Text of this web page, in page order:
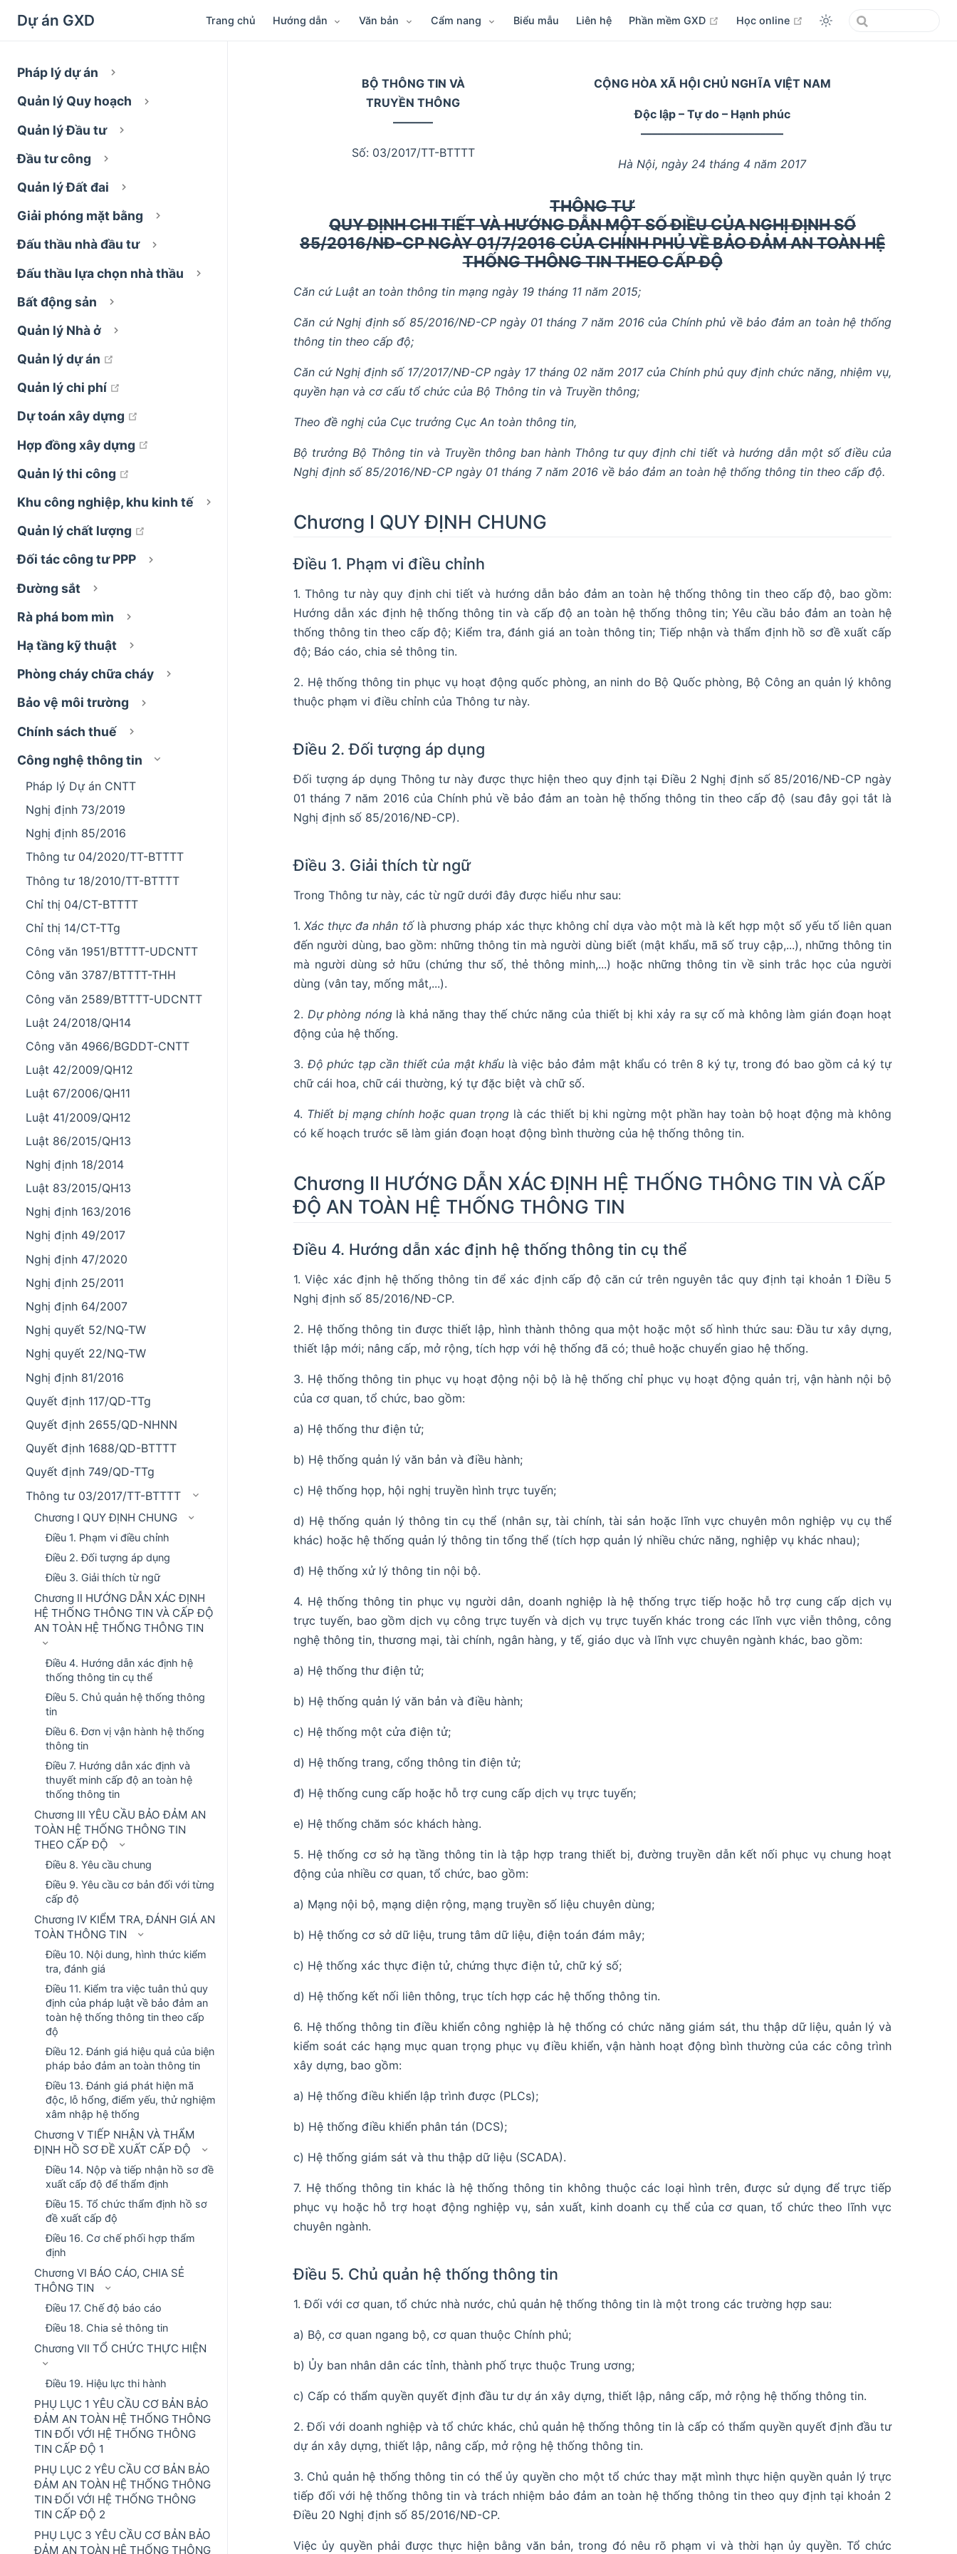
Dự án GXD Trang chủ Hướng dẫn Văn bản Cẩm nang Biểu mẫu Liên hệ Phần mềm GXD open in new window
Học online open in new window
Pháp lý dự án
Quản lý Quy hoạch
Quản lý Đầu tư
Đầu tư công
Quản lý Đất đai
Giải phóng mặt bằng
Đấu thầu nhà đầu tư
Đấu thầu lựa chọn nhà thầu
Bất động sản
Quản lý Nhà ở
Quản lý dự án
Quản lý chi phí
Dự toán xây dựng
Hợp đồng xây dựng
Quản lý thi công
Khu công nghiệp, khu kinh tế
Quản lý chất lượng
Đối tác công tư PPP
Đường sắt
Rà phá bom mìn
Hạ tầng kỹ thuật
Phòng cháy chữa cháy
Bảo vệ môi trường
Chính sách thuế
Công nghệ thông tin
Pháp lý Dự án CNTT
Nghị định 73/2019
Nghị định 85/2016
Thông tư 04/2020/TT-BTTTT
Thông tư 18/2010/TT-BTTTT
Chỉ thị 04/CT-BTTTT
Chỉ thị 14/CT-TTg
Công văn 1951/BTTTT-UDCNTT
Công văn 3787/BTTTT-THH
Công văn 2589/BTTTT-UDCNTT
Luật 24/2018/QH14
Công văn 4966/BGDDT-CNTT
Luật 42/2009/QH12
Luật 67/2006/QH11
Luật 41/2009/QH12
Luật 86/2015/QH13
Nghị định 18/2014
Luật 83/2015/QH13
Nghị định 163/2016
Nghị định 49/2017
Nghị định 47/2020
Nghị định 25/2011
Nghị định 64/2007
Nghị quyết 52/NQ-TW
Nghị quyết 22/NQ-TW
Nghị định 81/2016
Quyết định 117/QD-TTg
Quyết định 2655/QD-NHNN
Quyết định 1688/QD-BTTTT
Quyết định 749/QD-TTg
Thông tư 03/2017/TT-BTTTT
Chương I QUY ĐỊNH CHUNG
Điều 1. Phạm vi điều chỉnh
Điều 2. Đối tượng áp dụng
Điều 3. Giải thích từ ngữ
Chương II HƯỚNG DẪN XÁC ĐỊNH
HỆ THỐNG THÔNG TIN VÀ CẤP ĐỘ
AN TOÀN HỆ THỐNG THÔNG TIN
Điều 4. Hướng dẫn xác định hệ
thống thông tin cụ thể
Điều 5. Chủ quản hệ thống thông
tin
Điều 6. Đơn vị vận hành hệ thống
thông tin
Điều 7. Hướng dẫn xác định và
thuyết minh cấp độ an toàn hệ
thống thông tin
Chương III YÊU CẦU BẢO ĐẢM AN
TOÀN HỆ THỐNG THÔNG TIN
THEO CẤP ĐỘ
Điều 8. Yêu cầu chung
Điều 9. Yêu cầu cơ bản đối với từng
cấp độ
Chương IV KIỂM TRA, ĐÁNH GIÁ AN
TOÀN THÔNG TIN
Điều 10. Nội dung, hình thức kiểm
tra, đánh giá
Điều 11. Kiểm tra việc tuân thủ quy
định của pháp luật về bảo đảm an
toàn hệ thống thông tin theo cấp
độ
Điều 12. Đánh giá hiệu quả của biện
pháp bảo đảm an toàn thông tin
Điều 13. Đánh giá phát hiện mã
độc, lỗ hổng, điểm yếu, thử nghiệm
xâm nhập hệ thống
Chương V TIẾP NHẬN VÀ THẨM
ĐỊNH HỒ SƠ ĐỀ XUẤT CẤP ĐỘ
Điều 14. Nộp và tiếp nhận hồ sơ đề
xuất cấp độ để thẩm định
Điều 15. Tổ chức thẩm định hồ sơ
đề xuất cấp độ
Điều 16. Cơ chế phối hợp thẩm
định
Chương VI BÁO CÁO, CHIA SẺ
THÔNG TIN
Điều 17. Chế độ báo cáo
Điều 18. Chia sẻ thông tin
Chương VII TỔ CHỨC THỰC HIỆN
Điều 19. Hiệu lực thi hành
PHỤ LỤC 1 YÊU CẦU CƠ BẢN BẢO
ĐẢM AN TOÀN HỆ THỐNG THÔNG
TIN ĐỐI VỚI HỆ THỐNG THÔNG
TIN CẤP ĐỘ 1
PHỤ LỤC 2 YÊU CẦU CƠ BẢN BẢO
ĐẢM AN TOÀN HỆ THỐNG THÔNG
TIN ĐỐI VỚI HỆ THỐNG THÔNG
TIN CẤP ĐỘ 2
PHỤ LỤC 3 YÊU CẦU CƠ BẢN BẢO
ĐẢM AN TOÀN HỆ THỐNG THÔNG
BỘ THÔNG TIN VÀ
TRUYỀN THÔNG
–––––––
Số: 03/2017/TT-BTTTT
CỘNG HÒA XÃ HỘI CHỦ NGHĨA VIỆT NAM
Độc lập – Tự do – Hạnh phúc
–––––––––––––––––––––––––
Hà Nội, ngày 24 tháng 4 năm 2017
THÔNG TƯ
QUY ĐỊNH CHI TIẾT VÀ HƯỚNG DẪN MỘT SỐ ĐIỀU CỦA NGHỊ ĐỊNH SỐ
85/2016/NĐ-CP NGÀY 01/7/2016 CỦA CHÍNH PHỦ VỀ BẢO ĐẢM AN TOÀN HỆ
THỐNG THÔNG TIN THEO CẤP ĐỘ
Căn cứ Luật an toàn thông tin mạng ngày 19 tháng 11 năm 2015;
Căn cứ Nghị định số 85/2016/NĐ-CP ngày 01 tháng 7 năm 2016 của Chính phủ về bảo đảm an toàn hệ thống
thông tin theo cấp độ;
Căn cứ Nghị định số 17/2017/NĐ-CP ngày 17 tháng 02 năm 2017 của Chính phủ quy định chức năng, nhiệm vụ,
quyền hạn và cơ cấu tổ chức của Bộ Thông tin và Truyền thông;
Theo đề nghị của Cục trưởng Cục An toàn thông tin,
Bộ trưởng Bộ Thông tin và Truyền thông ban hành Thông tư quy định chi tiết và hướng dẫn một số điều của
Nghị định số 85/2016/NĐ-CP ngày 01 tháng 7 năm 2016 về bảo đảm an toàn hệ thống thông tin theo cấp độ.
Chương I QUY ĐỊNH CHUNG
Điều 1. Phạm vi điều chỉnh
1. Thông tư này quy định chi tiết và hướng dẫn bảo đảm an toàn hệ thống thông tin theo cấp độ, bao gồm:
Hướng dẫn xác định hệ thống thông tin và cấp độ an toàn hệ thống thông tin; Yêu cầu bảo đảm an toàn hệ
thống thông tin theo cấp độ; Kiểm tra, đánh giá an toàn thông tin; Tiếp nhận và thẩm định hồ sơ đề xuất cấp
độ; Báo cáo, chia sẻ thông tin.
2. Hệ thống thông tin phục vụ hoạt động quốc phòng, an ninh do Bộ Quốc phòng, Bộ Công an quản lý không
thuộc phạm vi điều chỉnh của Thông tư này.
Điều 2. Đối tượng áp dụng
Đối tượng áp dụng Thông tư này được thực hiện theo quy định tại Điều 2 Nghị định số 85/2016/NĐ-CP ngày
01 tháng 7 năm 2016 của Chính phủ về bảo đảm an toàn hệ thống thông tin theo cấp độ (sau đây gọi tắt là
Nghị định số 85/2016/NĐ-CP).
Điều 3. Giải thích từ ngữ
Trong Thông tư này, các từ ngữ dưới đây được hiểu như sau:
1.Xác thực đa nhân tốlà phương pháp xác thực không chỉ dựa vào một mà là kết hợp một số yếu tố liên quan
đến người dùng, bao gồm: những thông tin mà người dùng biết (mật khẩu, mã số truy cập,...), những thông tin
mà người dùng sở hữu (chứng thư số, thẻ thông minh,...) hoặc những thông tin về sinh trắc học của người
dùng (vân tay, mống mắt,...).
2. Dự phòng nónglà khả năng thay thế chức năng của thiết bị khi xảy ra sự cố mà không làm gián đoạn hoạt
động của hệ thống.
3. Độ phức tạp cần thiết của mật khẩu là việc bảo đảm mật khẩu có trên 8 ký tự, trong đó bao gồm cả ký tự
chữ cái hoa, chữ cái thường, ký tự đặc biệt và chữ số.
4. Thiết bị mạng chính hoặc quan trọng là các thiết bị khi ngừng một phần hay toàn bộ hoạt động mà không
có kế hoạch trước sẽ làm gián đoạn hoạt động bình thường của hệ thống thông tin.
Chương II HƯỚNG DẪN XÁC ĐỊNH HỆ THỐNG THÔNG TIN VÀ CẤP
ĐỘ AN TOÀN HỆ THỐNG THÔNG TIN
Điều 4. Hướng dẫn xác định hệ thống thông tin cụ thể
1. Việc xác định hệ thống thông tin để xác định cấp độ căn cứ trên nguyên tắc quy định tại khoản 1 Điều 5
Nghị định số 85/2016/NĐ-CP.
2. Hệ thống thông tin được thiết lập, hình thành thông qua một hoặc một số hình thức sau: Đầu tư xây dựng,
thiết lập mới; nâng cấp, mở rộng, tích hợp với hệ thống đã có; thuê hoặc chuyển giao hệ thống.
3. Hệ thống thông tin phục vụ hoạt động nội bộ là hệ thống chỉ phục vụ hoạt động quản trị, vận hành nội bộ
của cơ quan, tổ chức, bao gồm:
a) Hệ thống thư điện tử;
b) Hệ thống quản lý văn bản và điều hành;
c) Hệ thống họp, hội nghị truyền hình trực tuyến;
d) Hệ thống quản lý thông tin cụ thể (nhân sự, tài chính, tài sản hoặc lĩnh vực chuyên môn nghiệp vụ cụ thể
khác) hoặc hệ thống quản lý thông tin tổng thể (tích hợp quản lý nhiều chức năng, nghiệp vụ khác nhau);
đ) Hệ thống xử lý thông tin nội bộ.
4. Hệ thống thông tin phục vụ người dân, doanh nghiệp là hệ thống trực tiếp hoặc hỗ trợ cung cấp dịch vụ
trực tuyến, bao gồm dịch vụ công trực tuyến và dịch vụ trực tuyến khác trong các lĩnh vực viễn thông, công
nghệ thông tin, thương mại, tài chính, ngân hàng, y tế, giáo dục và lĩnh vực chuyên ngành khác, bao gồm:
a) Hệ thống thư điện tử;
b) Hệ thống quản lý văn bản và điều hành;
c) Hệ thống một cửa điện tử;
d) Hệ thống trang, cổng thông tin điện tử;
đ) Hệ thống cung cấp hoặc hỗ trợ cung cấp dịch vụ trực tuyến;
e) Hệ thống chăm sóc khách hàng.
5. Hệ thống cơ sở hạ tầng thông tin là tập hợp trang thiết bị, đường truyền dẫn kết nối phục vụ chung hoạt
động của nhiều cơ quan, tổ chức, bao gồm:
a) Mạng nội bộ, mạng diện rộng, mạng truyền số liệu chuyên dùng;
b) Hệ thống cơ sở dữ liệu, trung tâm dữ liệu, điện toán đám mây;
c) Hệ thống xác thực điện tử, chứng thực điện tử, chữ ký số;
d) Hệ thống kết nối liên thông, trục tích hợp các hệ thống thông tin.
6. Hệ thống thông tin điều khiển công nghiệp là hệ thống có chức năng giám sát, thu thập dữ liệu, quản lý và
kiểm soát các hạng mục quan trọng phục vụ điều khiển, vận hành hoạt động bình thường của các công trình
xây dựng, bao gồm:
a) Hệ thống điều khiển lập trình được (PLCs);
b) Hệ thống điều khiển phân tán (DCS);
c) Hệ thống giám sát và thu thập dữ liệu (SCADA).
7. Hệ thống thông tin khác là hệ thống thông tin không thuộc các loại hình trên, được sử dụng để trực tiếp
phục vụ hoặc hỗ trợ hoạt động nghiệp vụ, sản xuất, kinh doanh cụ thể của cơ quan, tổ chức theo lĩnh vực
chuyên ngành.
Điều 5. Chủ quản hệ thống thông tin
1. Đối với cơ quan, tổ chức nhà nước, chủ quản hệ thống thông tin là một trong các trường hợp sau:
a) Bộ, cơ quan ngang bộ, cơ quan thuộc Chính phủ;
b) Ủy ban nhân dân các tỉnh, thành phố trực thuộc Trung ương;
c) Cấp có thẩm quyền quyết định đầu tư dự án xây dựng, thiết lập, nâng cấp, mở rộng hệ thống thông tin.
2. Đối với doanh nghiệp và tổ chức khác, chủ quản hệ thống thông tin là cấp có thẩm quyền quyết định đầu tư
dự án xây dựng, thiết lập, nâng cấp, mở rộng hệ thống thông tin.
3. Chủ quản hệ thống thông tin có thể ủy quyền cho một tổ chức thay mặt mình thực hiện quyền quản lý trực
tiếp đối với hệ thống thông tin và trách nhiệm bảo đảm an toàn hệ thống thông tin theo quy định tại khoản 2
Điều 20 Nghị định số 85/2016/NĐ-CP.
Việc ủy quyền phải được thực hiện bằng văn bản, trong đó nêu rõ phạm vi và thời hạn ủy quyền. Tổ chức